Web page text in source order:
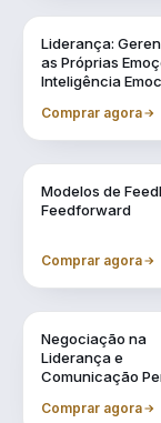
Liderança:
as Próprias
Inteligência
Comprar agora
Modelos de
Feedforward
Comprar agora
Negociação na
Liderança e
Comunicação
Comprar agora